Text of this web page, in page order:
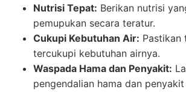
Nutrisi Tepat: Berikan nutrisi
pemupukan secara teratur.
Cukupi Kebutuhan Air: Pastikan
tercukupi kebutuhan airnya.
Waspada Hama dan Penyakit:
pengendalian hama dan